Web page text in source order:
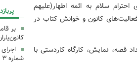
سلام به ائمه اطهار(علیهم
فعالیت‌های کانون و خوانش کتاب در
قصه، نمایش، کارگاه کاردستی با
بر
شماره ۳